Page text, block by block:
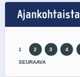
Ajankohtaista
1 2 3 4
SEURAAVA